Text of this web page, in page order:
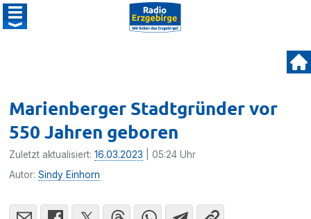
Marienberger Stadtgründer vor
550 Jahren geboren
Zuletzt aktualisiert:16.03.2023 | 05:24 Uhr
Autor:Sindy Einhorn